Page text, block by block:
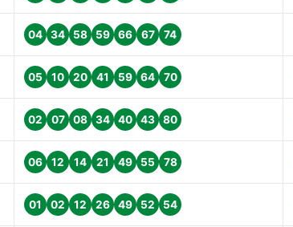
04 34 58 59 66 67 74
05 10 20 41 59 64 70
02 07 08 34 40 43 80
06 12 14 21 49 55 78
01 02 12 26 49 52 54